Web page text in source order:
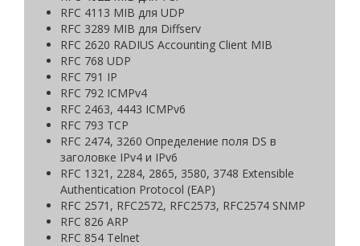
RFC 4113 MIB для UDP
RFC 3289 MIB для Diffserv
RFC 2620 RADIUS Accounting Client MIB
RFC 768 UDP
RFC 791 IP
RFC 792 ICMPv4
RFC 2463, 4443 ICMPv6
RFC 793 TCP
RFC 2474, 3260 Определение поля DS в
заголовке IPv4 и IPv6
RFC 1321, 2284, 2865, 3580, 3748 Extensible
Authentication Protocol (EAP)
RFC 2571, RFC2572, RFC2573, RFC2574 SNMP
RFC 826 ARP
RFC 854 Telnet